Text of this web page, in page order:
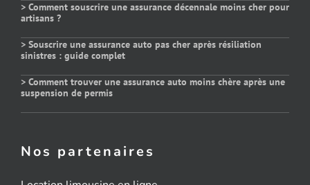
> Comment souscrire une assurance décennale moins cher pour
artisans ?
> Souscrire une assurance auto pas cher après résiliation
sinistres : guide complet
> Comment trouver une assurance auto moins chère après une
suspension de permis
Nos partenaires